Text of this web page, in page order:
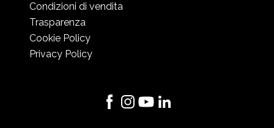
Condizioni di vendita
Trasparenza
Cookie Policy
Privacy Policy